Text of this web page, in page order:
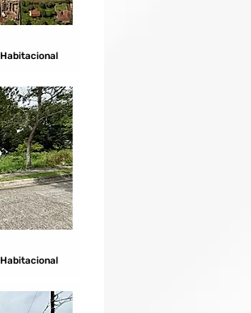
Habitacional
Habitacional